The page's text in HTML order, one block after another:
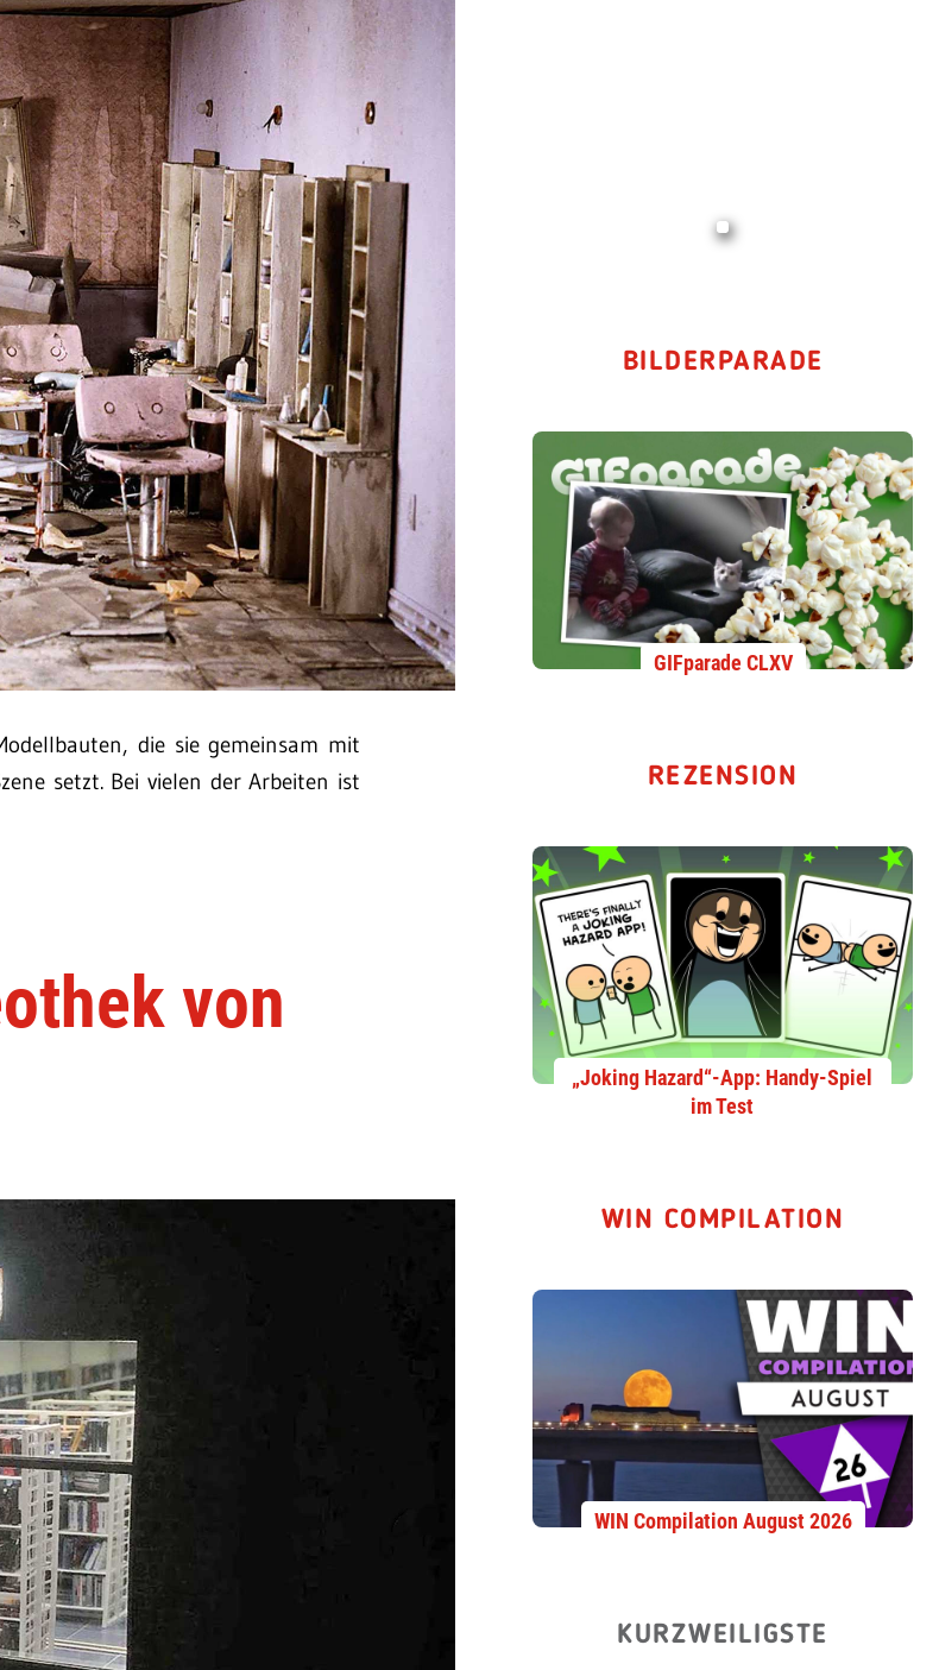
die sie gemeinsam mit
setzt. Bei vielen der Arbeiten ist
von
BILDERPARADE
GIFparade CLXV
REZENSION
„Joking Hazard“-App: Handy-Spiel
im Test
WIN COMPILATION
WIN Compilation August 2026
KURZWEILIGSTE